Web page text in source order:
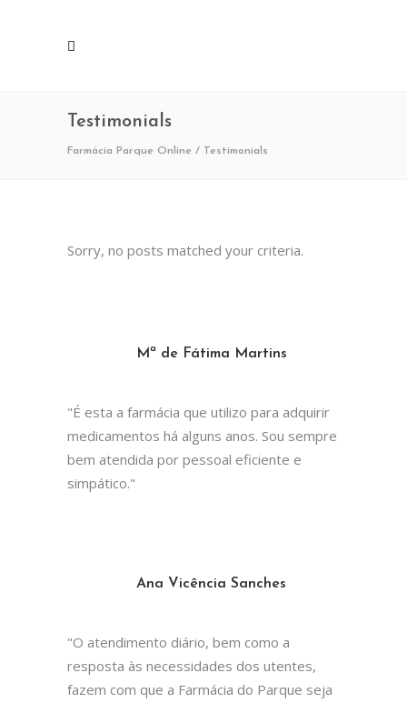
Testimonials
Farmácia Parque Online / Testimonials
Sorry, no posts matched your criteria.
Mª de Fátima Martins
"É esta a farmácia que utilizo para adquirir
medicamentos há alguns anos. Sou sempre
bem atendida por pessoal eficiente e
simpático."
Ana Vicência Sanches
"O atendimento diário, bem como a
resposta às necessidades dos utentes,
fazem com que a Farmácia do Parque seja